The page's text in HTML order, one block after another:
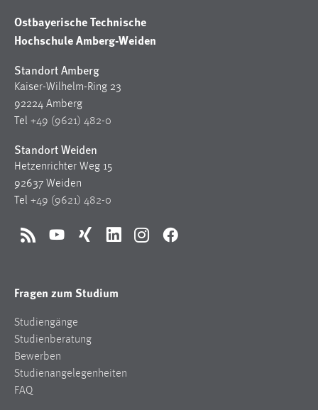
Ostbayerische Technische
Hochschule Amberg-Weiden
Standort Amberg
Kaiser-Wilhelm-Ring 23
92224 Amberg
Tel +49 (9621) 482-0
Standort Weiden
Hetzenrichter Weg 15
92637 Weiden
Tel +49 (9621) 482-0
RSS YouTubeXing LinkedInInstagramFacebook
Fragen zum Studium
Studiengänge
Studienberatung
Bewerben
Studienangelegenheiten
FAQ